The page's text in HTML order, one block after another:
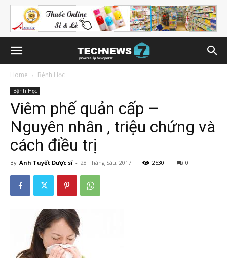
Home Bệnh Học
Bệnh Học
Viêm phế quản cấp –
Nguyên nhân , triệu chứng và
cách điều trị
By Ánh Tuyết Dược sĩ - 28 Tháng Sáu, 2017 2530 0